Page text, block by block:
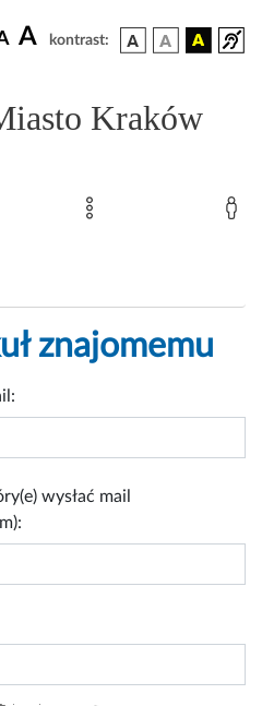
A kontrast:
Kraków
znajomemu
wysłać mail